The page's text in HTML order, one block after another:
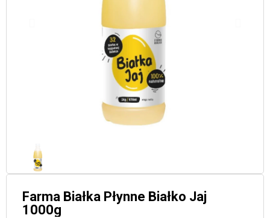
Farma Białka Płynne Białko Jaj
1000g